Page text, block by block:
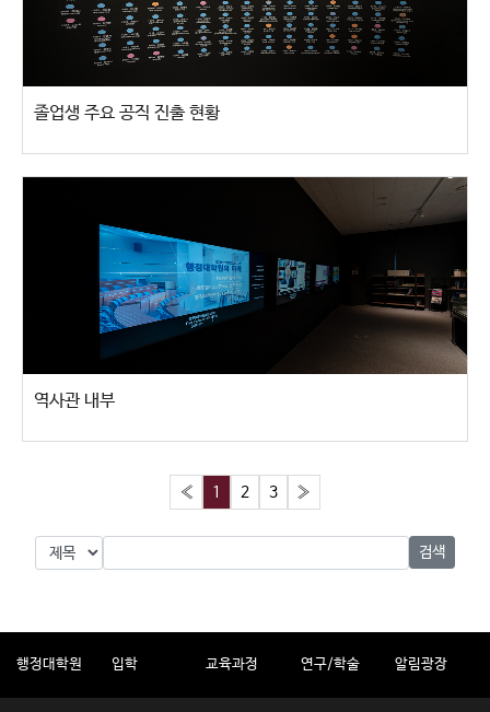
졸업생 주요 공직 진출 현황
역사관 내부
« 1 2 3 »
검색
행정대학원 입학 교육과정 연구/학술 알림광장